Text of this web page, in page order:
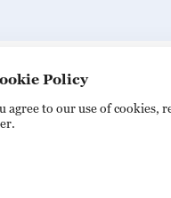
Policy
to our use of cookies,